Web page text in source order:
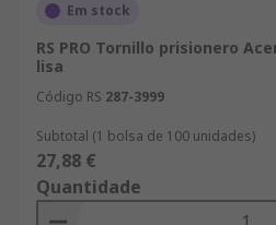
Em stock
RS PRO Tornillo prisionero
lisa
Código RS 287-3999
Subtotal (1 bolsa de 100 unidades)
27,88 €
Quantidade